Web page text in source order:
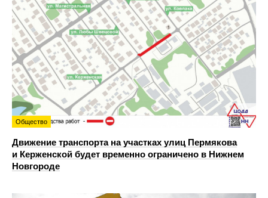
Общество
Движение транспорта на участках улиц Пермякова
и Керженской будет временно ограничено в Нижнем
Новгороде